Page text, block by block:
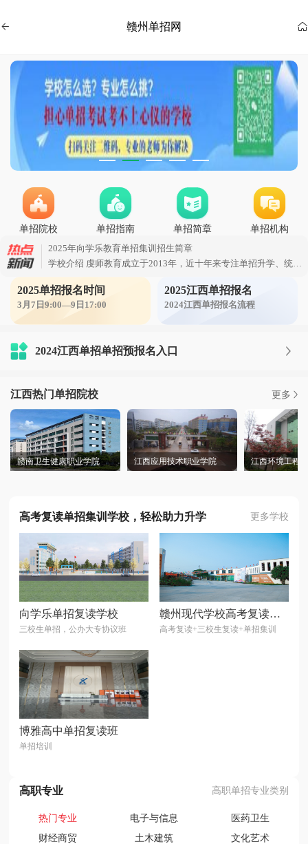
 赣州单招网 
单招院校 单招指南 单招简章
单招机构
2025年向学乐教育单招集训招生简章
学校介绍 虔师教育成立于2013年，近十年来专注单招升学、统招专升本、教师资格证、教师考编等高效提分辅导;经过几个春秋的课程研发与虔师人的拼搏努力，全套真题库得到了健全和
江西医学高等专科学校 2023年单招录取分数线
2024年江西省单招学校
2023年江西省单招学校 南昌公办（20）： 江西交通职业技术学院、江西外语外贸职业学院、江西现代职业技术学院、江西旅游商贸职业学院、江西机电职业技术学院、江西工业贸易职业
赣南卫生健康职业学院2024年高职单招分数线
2025单招报名时间
3月7日9:00—9日17:00
2025江西单招报名
2024江西单招报名流程
2024江西单招单招预报名入口
江西热门单招院校 更多
赣南卫生健康职业学院 江西应用技术职业学院 江西环境工程
高考复读单招集训学校，轻松助力升学 更多学校
向学乐单招复读学校
三校生单招，公办大专协议班
赣州现代学校高考复读单招集训
高考复读+三校生复读+单招集训
博雅高中单招复读班
单招培训
高职专业 高职单招专业类别
热门专业 电子与信息
医药卫生
财经商贸
土木建筑
文化艺术